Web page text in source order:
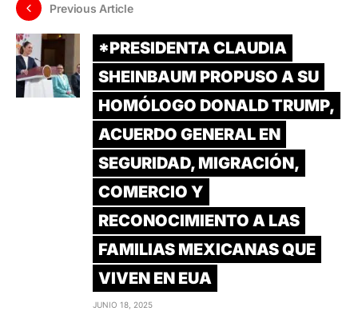
Previous Article
*PRESIDENTA CLAUDIA
SHEINBAUM PROPUSO A SU
HOMÓLOGO DONALD TRUMP,
ACUERDO GENERAL EN
SEGURIDAD, MIGRACIÓN,
COMERCIO Y
RECONOCIMIENTO A LAS
FAMILIAS MEXICANAS QUE
VIVEN EN EUA
JUNIO 18, 2025